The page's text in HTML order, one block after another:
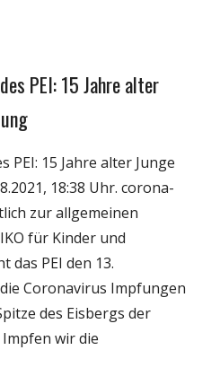
PEI: 15 Jahre alter
PEI: 15 Jahre alter Junge
18:38 Uhr. corona-
zur allgemeinen
für Kinder und
das PEI den 13.
Coronavirus Impfungen
des Eisbergs der
wir die